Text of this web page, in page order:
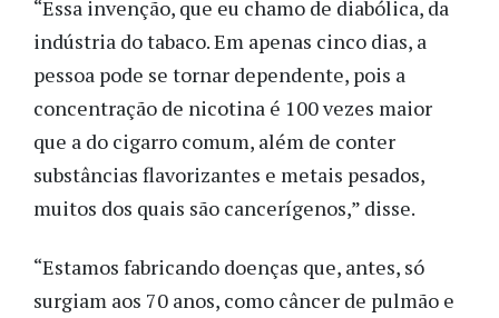
“Essa invenção, que eu chamo de diabólica, da
indústria do tabaco. Em apenas cinco dias, a
pessoa pode se tornar dependente, pois a
concentração de nicotina é 100 vezes maior
que a do cigarro comum, além de conter
substâncias flavorizantes e metais pesados,
muitos dos quais são cancerígenos,” disse.
“Estamos fabricando doenças que, antes, só
surgiam aos 70 anos, como câncer de pulmão e